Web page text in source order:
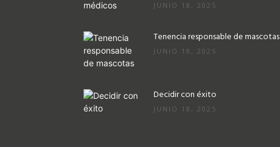
JUNIO 18, 2025
Tenencia responsable de mascotas
JUNIO 18, 2025
Decidir con éxito
JUNIO 18, 2025